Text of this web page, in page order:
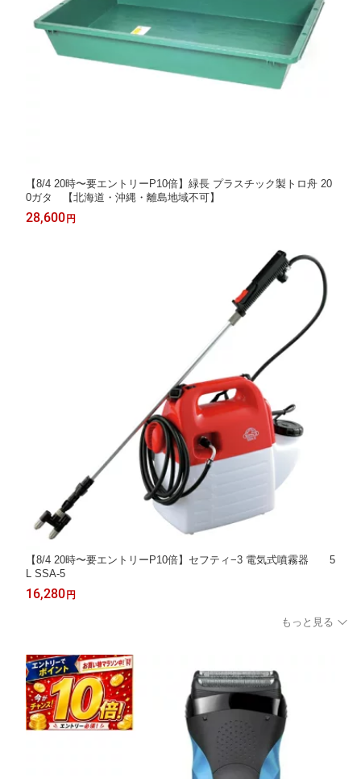
【8/4 20時〜要エントリーP10倍】緑長 プラスチック製トロ舟 20
0ガタ 【北海道・沖縄・離島地域不可】
28,600円
【8/4 20時〜要エントリーP10倍】セフティ−3 電気式噴霧器 5
L SSA-5
16,280円
もっと見る